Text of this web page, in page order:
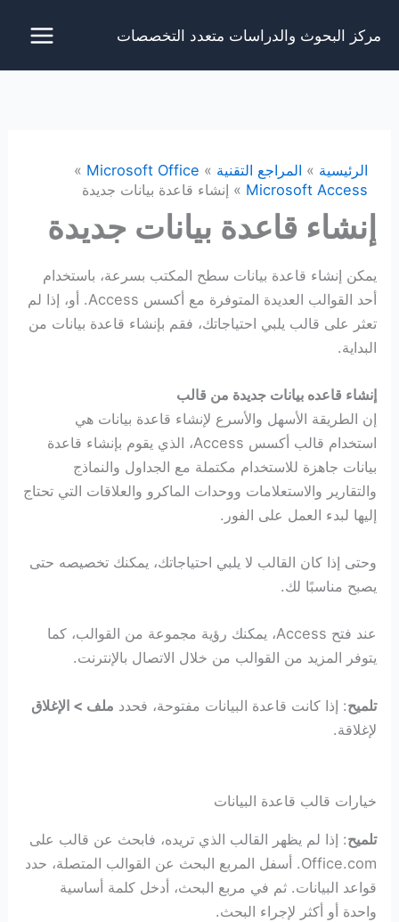
مركز البحوث والدراسات متعدد التخصصات
الرئيسية المراجع التقنية
Microsoft Office
Microsoft Access
إنشاء قاعدة بيانات جديدة
إنشاء قاعدة بيانات جديدة
يمكن إنشاء قاعدة بيانات سطح المكتب بسرعة، باستخدام
أحد القوالب العديدة المتوفرة مع أكسس Access. أو، إذا لم
تعثر على قالب يلبي احتياجاتك، فقم بإنشاء قاعدة بيانات من
البداية.
إنشاء قاعده بيانات جديدة من قالب
إن الطريقة الأسهل والأسرع لإنشاء قاعدة بيانات هي
استخدام قالب أكسس Access، الذي يقوم بإنشاء قاعدة
بيانات جاهزة للاستخدام مكتملة مع الجداول والنماذج
والتقارير والاستعلامات ووحدات الماكرو والعلاقات التي تحتاج
إليها لبدء العمل على الفور.
وحتى إذا كان القالب لا يلبي احتياجاتك، يمكنك تخصيصه حتى
يصبح مناسبًا لك.
عند فتح Access، يمكنك رؤية مجموعة من القوالب، كما
يتوفر المزيد من القوالب من خلال الاتصال بالإنترنت.
تلميح: إذا كانت قاعدة البيانات مفتوحة، فحدد ملف > الإغلاق
لإغلاقة.
خيارات قالب قاعدة البيانات
تلميح: إذا لم يظهر القالب الذي تريده، فابحث عن قالب على
Office.com. أسفل المربع البحث عن القوالب المتصلة، حدد
قواعد البيانات. ثم في مربع البحث، أدخل كلمة أساسية
واحدة أو أكثر لإجراء البحث.